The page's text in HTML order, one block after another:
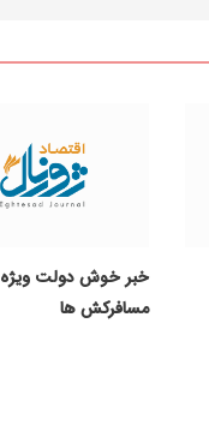
خبر خوش دولت ویژه
مسافرکش‌ ها